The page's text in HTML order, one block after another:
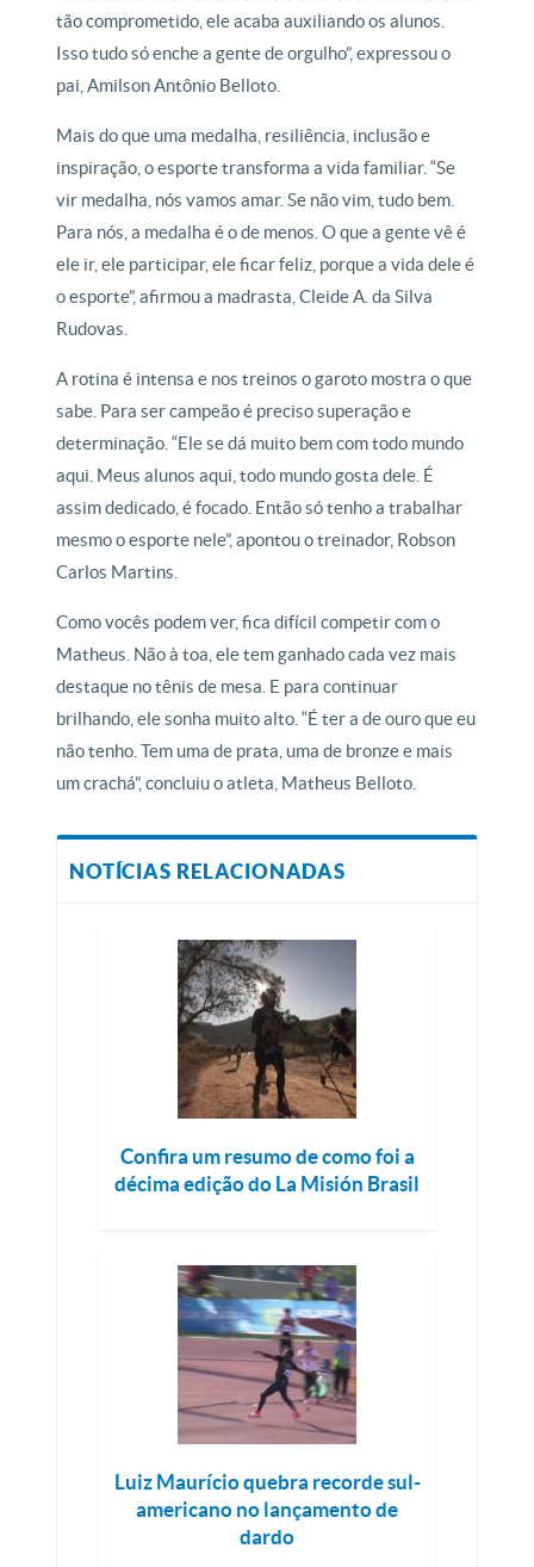
tão comprometido, ele acaba auxiliando os alunos.
Isso tudo só enche a gente de orgulho”, expressou o
pai, Amilson Antônio Belloto.
Mais do que uma medalha, resiliência, inclusão e
inspiração, o esporte transforma a vida familiar. “Se
vir medalha, nós vamos amar. Se não vim, tudo bem.
Para nós, a medalha é o de menos. O que a gente vê é
ele ir, ele participar, ele ficar feliz, porque a vida dele é
o esporte”, afirmou a madrasta, Cleide A. da Silva
Rudovas.
A rotina é intensa e nos treinos o garoto mostra o que
sabe. Para ser campeão é preciso superação e
determinação. “Ele se dá muito bem com todo mundo
aqui. Meus alunos aqui, todo mundo gosta dele. É
assim dedicado, é focado. Então só tenho a trabalhar
mesmo o esporte nele”, apontou o treinador, Robson
Carlos Martins.
Como vocês podem ver, fica difícil competir com o
Matheus. Não à toa, ele tem ganhado cada vez mais
destaque no tênis de mesa. E para continuar
brilhando, ele sonha muito alto. “É ter a de ouro que eu
não tenho. Tem uma de prata, uma de bronze e mais
um crachá”, concluiu o atleta, Matheus Belloto.
NOTÍCIAS RELACIONADAS
Confira um resumo de como foi a
décima edição do La Misión Brasil
Luiz Maurício quebra recorde sul-
americano no lançamento de
dardo